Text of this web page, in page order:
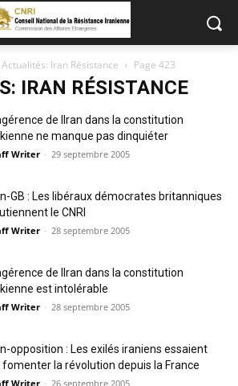
Actualités: Iran Résistance Page 423
IRAN RÉSISTANCE
de lIran dans la constitution
ne manque pas dinquiéter
Writer - 29 septembre 2005
GB : Les libéraux démocrates britanniques
le CNRI
Writer - 28 septembre 2005
de lIran dans la constitution
est intolérable
Writer - 28 septembre 2005
opposition : Les exilés iraniens essaient
fomenter la révolution depuis la France
Writer - 26 septembre 2005